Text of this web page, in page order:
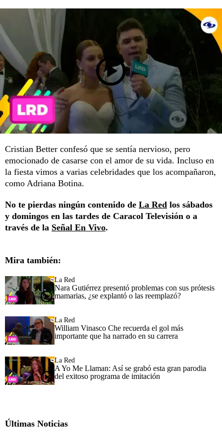
Cristian Better confesó que se sentía nervioso, pero
emocionado de casarse con el amor de su vida. Incluso en
la fiesta vimos a varias celebridades que los acompañaron,
como Adriana Botina.
No te pierdas ningún contenido de La Red los sábados
y domingos en las tardes de Caracol Televisión o a
través de la Señal En Vivo.
Mira también:
La Red
Nara Gutiérrez presentó problemas con sus prótesis
mamarias, ¿se explantó o las reemplazó?
La Red
William Vinasco Che recuerda el gol más
importante que ha narrado en su carrera
La Red
A Yo Me Llaman: Así se grabó esta gran parodia
del exitoso programa de imitación
Últimas Noticias